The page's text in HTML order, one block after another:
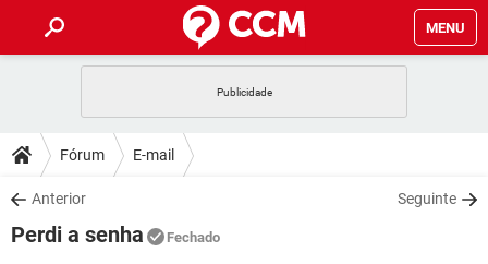
MENU
CELULAR
OUTLOOK
INSTAGRAM
DICAS
JOGOS
DOWNLOADS
JOGOS
Fórum E-mail
Anterior Seguinte
Perdi a senha Fechado